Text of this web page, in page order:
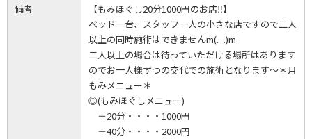
備考
【もみほぐし20分1000円のお店‼】
ベッド一台、スタッフ一人の小さな店ですので二人
以上の同時施術はできませんm(._.)m
二人以上の場合は待っていただける場所はあります
のでお一人様ずつの交代での施術となります～＊月
もみメニュー＊
◎(もみほぐしメニュー)
＋20分・・・・1000円
＋40分・・・・2000円